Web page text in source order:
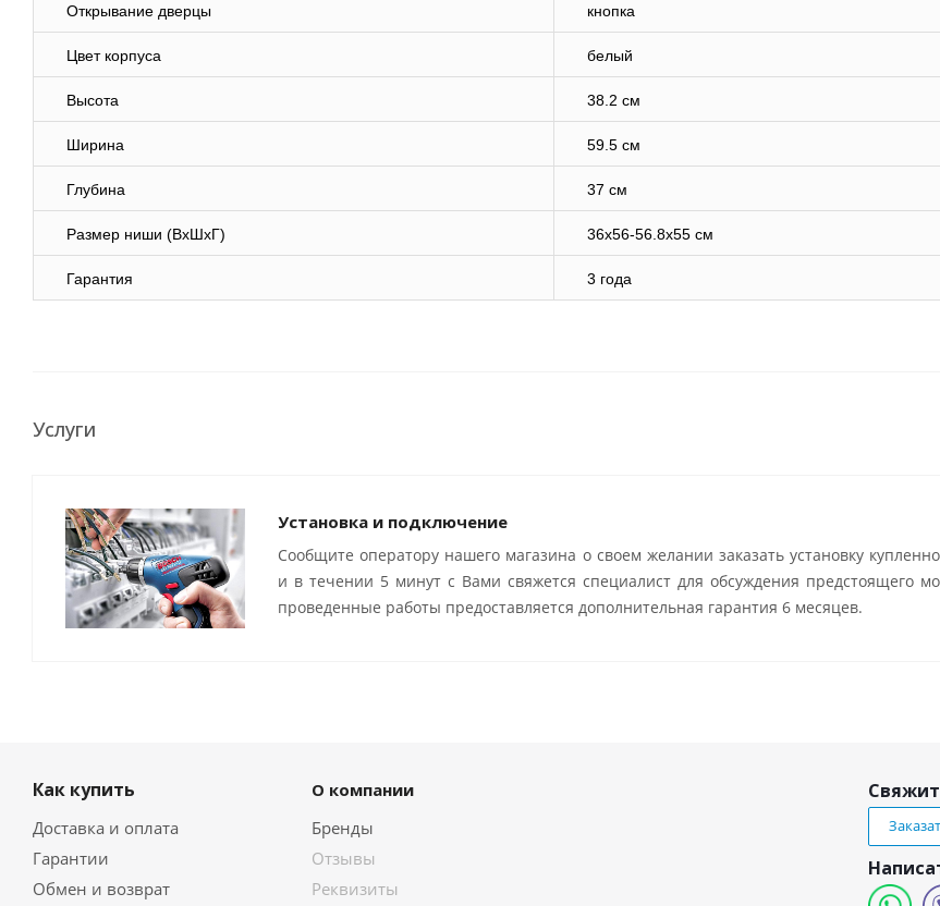
Открывание дверцы кнопка
Цвет корпуса белый
Высота 38.2 см
Ширина 59.5 см
Глубина 37 см
Размер ниши (ВхШхГ) 36x56-56.8x55 см
Гарантия 3 года
Услуги
Установка и подключение
Сообщите оператору нашего магазина о своем желании заказать установку
и в течении 5 минут с Вами свяжется специалист для обсуждения предстоящего
проведенные работы предоставляется дополнительная гарантия 6 месяцев.
Как купить
Доставка и оплата
Гарантии
Обмен и возврат
О компании
Бренды
Отзывы
Реквизиты